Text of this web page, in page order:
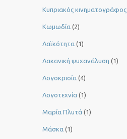
Κυπριακός κινηματογράφος
Κωμωδία (2)
Λαϊκότητα (1)
Λακανική ψυχανάλυση (1)
Λογοκρισία (4)
Λογοτεχνία (1)
Μαρία Πλυτά (1)
Μάσκα (1)